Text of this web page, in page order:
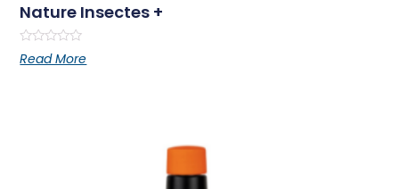
Nature Insectes +
Rated
0
Read More